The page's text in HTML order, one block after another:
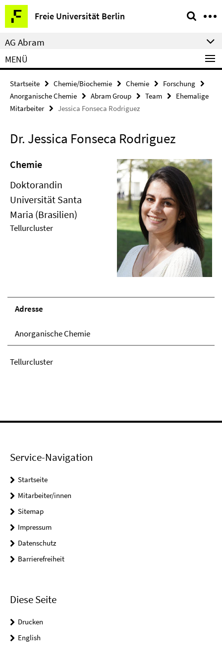
Springe
direkt
zu
Inhalt
Freie Universität Berlin
Service-
Navigation
AG Abram
MENÜ
Startseite Chemie/Biochemie Chemie
Forschung
Anorganische Chemie
Abram Group Team
Ehemalige
Mitarbeiter
Jessica Fonseca Rodriguez
Dr. Jessica Fonseca Rodriguez
Chemie
Doktorandin
Universität Santa
Maria (Brasilien)
Tellurcluster
Adresse
Anorganische Chemie
Tellurcluster
Service-Navigation
Startseite
Mitarbeiter/innen
Sitemap
Impressum
Datenschutz
Barrierefreiheit
Diese Seite
Drucken
English